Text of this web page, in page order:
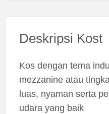
Deskripsi Kost
Kos dengan tema
mezzanine atau
luas, nyaman serta
udara yang baik